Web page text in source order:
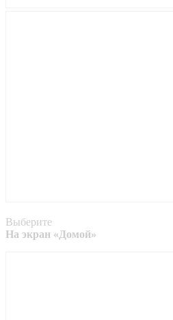
Выберите
На экран «Домой»